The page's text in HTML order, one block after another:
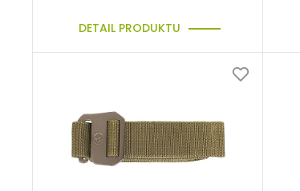
DETAIL PRODUKTU